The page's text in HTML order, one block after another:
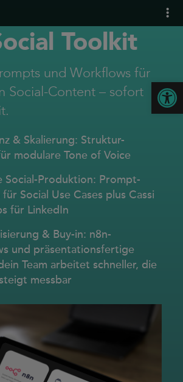
contact
Toolkit
und Workflows für
Social-Content – sofort
& Skalierung: Struktur-
modulare Tone of Voice
Social-Produktion: Prompt-
Social Use Cases plus Cassi
für LinkedIn
& Buy-in: n8n-
und präsentationsfertige
Team arbeitet schneller, die
messbar